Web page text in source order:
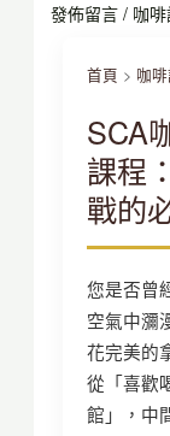
發佈留言 / 咖
首頁 > 咖
SCA
課程
戰的
您是否曾
空氣中瀰
花完美的
從「喜歡
館」，中